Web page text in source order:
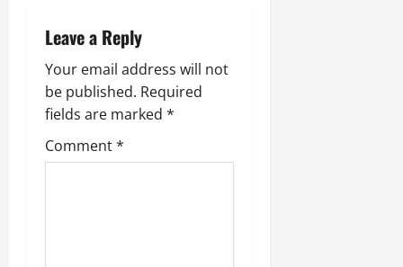
Leave a Reply
Your email address will not
be published. Required
fields are marked *
Comment*